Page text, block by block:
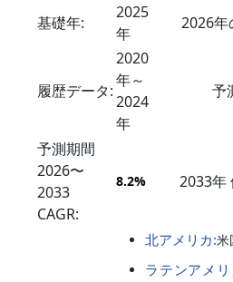
基礎年:
2025
年
2026年
履歴データ:
2020
年～
2024
年
予
予測期間
2026〜
2033
CAGR:
8.2% 2033年
北アメリカ:米
ラテンアメリ